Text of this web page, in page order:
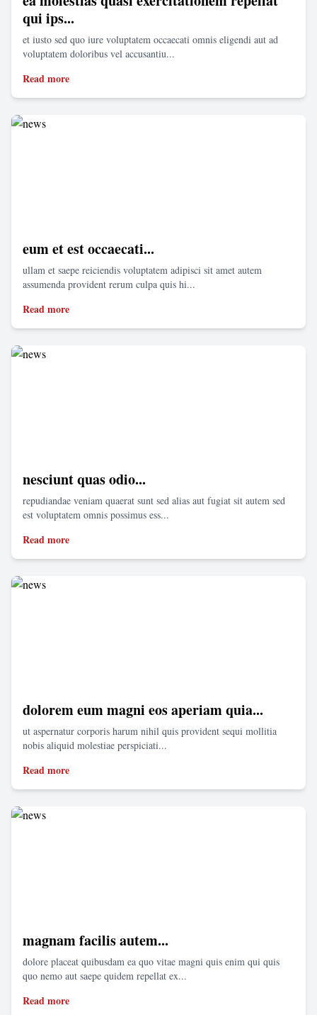
qui ips...
et iusto sed quo iure voluptatem occaecati omnis eligendi aut ad
voluptatem doloribus vel accusantiu...
Read more
eum et est occaecati...
ullam et saepe reiciendis voluptatem adipisci sit amet autem
assumenda provident rerum culpa quis hi...
Read more
nesciunt quas odio...
repudiandae veniam quaerat sunt sed alias aut fugiat sit autem sed
est voluptatem omnis possimus ess...
Read more
dolorem eum magni eos aperiam quia...
ut aspernatur corporis harum nihil quis provident sequi mollitia
nobis aliquid molestiae perspiciati...
Read more
magnam facilis autem...
dolore placeat quibusdam ea quo vitae magni quis enim qui quis
quo nemo aut saepe quidem repellat ex...
Read more